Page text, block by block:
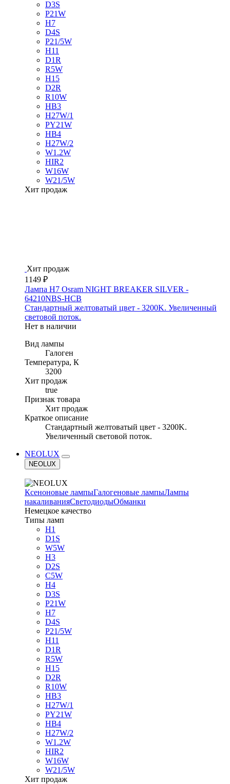
D3S
P21W
H7
D4S
P21/5W
H11
D1R
R5W
H15
D2R
R10W
HB3
H27W/1
PY21W
HB4
H27W/2
W1.2W
HIR2
W16W
W21/5W
Хит продаж
Хит продаж
1149 ₽
Лампа H7 Osram NIGHT BREAKER SILVER -
64210NBS-HCB
Стандартный желтоватый цвет - 3200K. Увеличенный
световой поток.
Нет в наличии
Вид лампы
Галоген
Температура, К
3200
Хит продаж
true
Признак товара
Хит продаж
Краткое описание
Стандартный желтоватый цвет - 3200K.
Увеличенный световой поток.
NEOLUX
NEOLUX
Ксеноновые лампыГалогеновые лампыЛампы
накаливанияСветодиодыОбманки
Немецкое качество
Типы ламп
H1
D1S
W5W
H3
D2S
C5W
H4
D3S
P21W
H7
D4S
P21/5W
H11
D1R
R5W
H15
D2R
R10W
HB3
H27W/1
PY21W
HB4
H27W/2
W1.2W
HIR2
W16W
W21/5W
Хит продаж